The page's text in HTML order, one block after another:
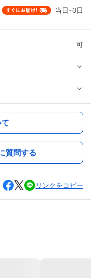
当日~3日
可
質問する
リンクをコピー